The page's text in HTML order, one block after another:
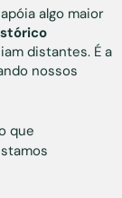
algo maior
distantes. É a
nossos
que